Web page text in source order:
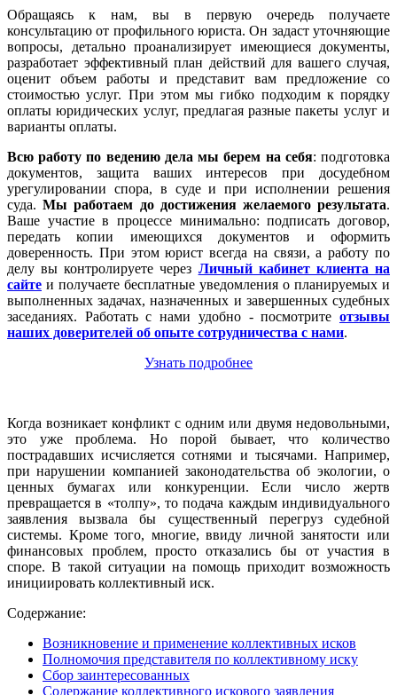
Обращаясь к нам, вы в первую очередь получаете
консультацию от профильного юриста. Он задаст уточняющие
вопросы, детально проанализирует имеющиеся документы,
разработает эффективный план действий для вашего случая,
оценит объем работы и представит вам предложение со
стоимостью услуг. При этом мы гибко подходим к порядку
оплаты юридических услуг, предлагая разные пакеты услуг и
варианты оплаты.
Всю работу по ведению дела мы берем на себя: подготовка
документов, защита ваших интересов при досудебном
урегулировании спора, в суде и при исполнении решения
суда.Мы работаем до достижения желаемого результата.
Ваше участие в процессе минимально: подписать договор,
передать копии имеющихся документов и оформить
доверенность. При этом юрист всегда на связи, а работу по
делу вы контролируете через Личный кабинет клиента на
сайте и получаете бесплатные уведомления о планируемых и
выполненных задачах, назначенных и завершенных судебных
заседаниях. Работать с нами удобно - посмотрите отзывы
наших доверителей об опыте сотрудничества с нами.
Узнать подробнее
Когда возникает конфликт с одним или двумя недовольными,
это уже проблема. Но порой бывает, что количество
пострадавших исчисляется сотнями и тысячами. Например,
при нарушении компанией законодательства об экологии, о
ценных бумагах или конкуренции. Если число жертв
превращается в «толпу», то подача каждым индивидуального
заявления вызвала бы существенный перегруз судебной
системы. Кроме того, многие, ввиду личной занятости или
финансовых проблем, просто отказались бы от участия в
споре. В такой ситуации на помощь приходит возможность
инициировать коллективный иск.
Содержание:
Возникновение и применение коллективных исков
Полномочия представителя по коллективному иску
Сбор заинтересованных
Содержание коллективного искового заявления